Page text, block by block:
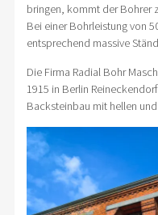
bringen, kommt der Bohrer
Bei einer Bohrleistung von
entsprechend massive
Die Firma Radial Bohr
1915 in Berlin
Backsteinbau mit hellen